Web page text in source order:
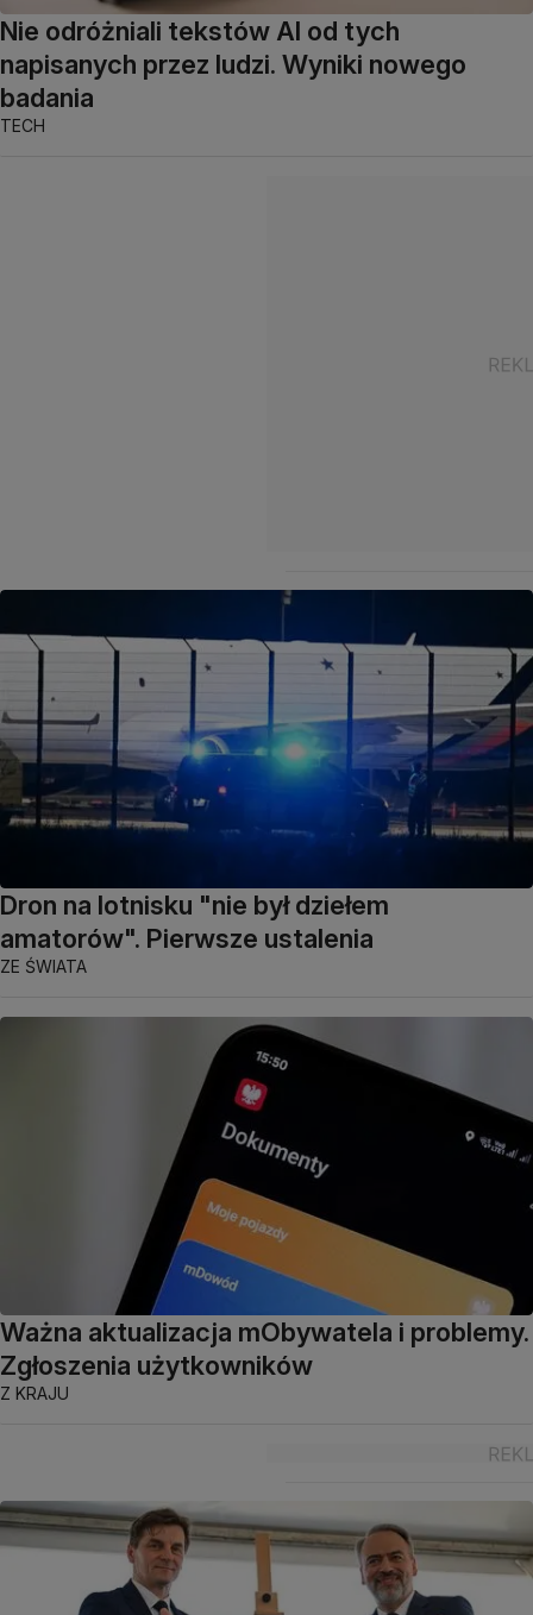
Nie odróżniali tekstów AI od tych
napisanych przez ludzi. Wyniki nowego
badania
TECH
Dron na lotnisku "nie był dziełem
amatorów". Pierwsze ustalenia
ZE ŚWIATA
Ważna aktualizacja mObywatela i problemy.
Zgłoszenia użytkowników
Z KRAJU